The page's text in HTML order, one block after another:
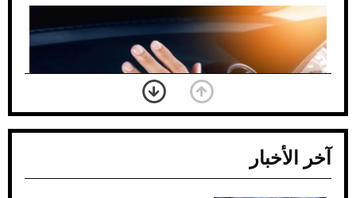
آخر الأخبار